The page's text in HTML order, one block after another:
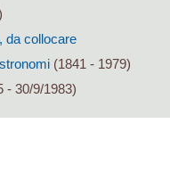
da collocare
(1841 - 1979)
- 30/9/1983)